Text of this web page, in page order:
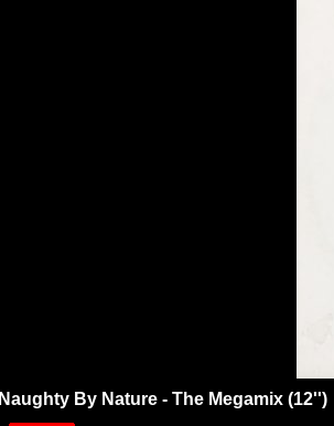
Naughty By Nature - The Megamix (12'')